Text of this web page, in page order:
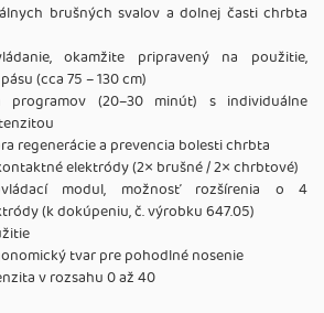
brušných svalov a dolnej časti chrbta
okamžite pripravený na použitie,
(cca 75 – 130 cm)
programov (20–30 minút) s individuálne
regenerácie a prevencia bolesti chrbta
elektródy (2× brušné / 2× chrbtové)
modul, možnosť rozšírenia o 4
(k dokúpeniu, č. výrobku 647.05)
tvar pre pohodlné nosenie
v rozsahu 0 až 40